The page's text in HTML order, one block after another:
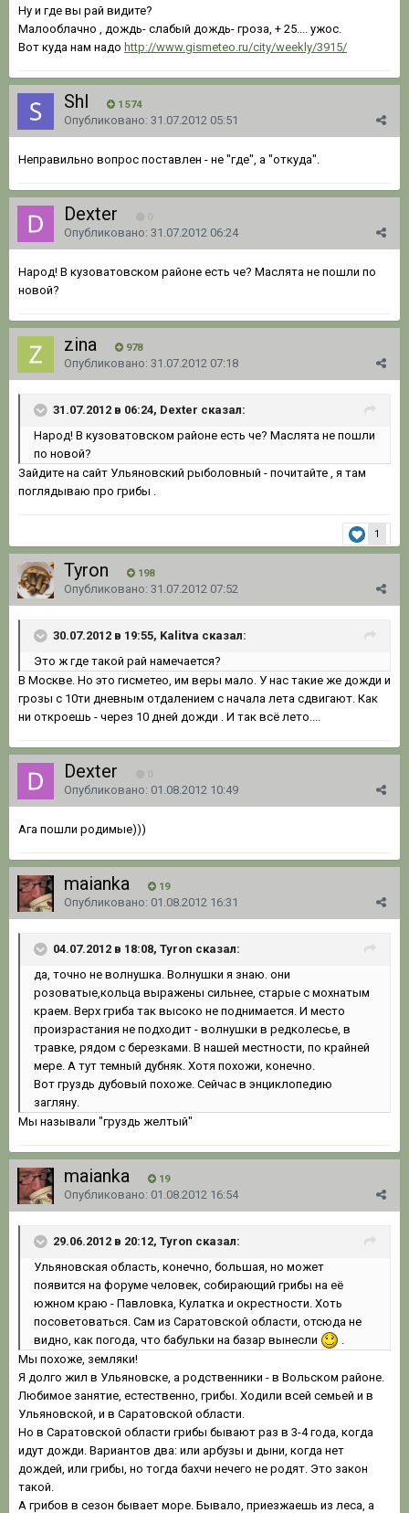
Ну и где вы рай видите?
Малооблачно , дождь- слабый дождь- гроза, + 25.... ужос.
Вот куда нам надо http://www.gismeteo.ru/city/weekly/3915/
Shl 1 574
Опубликовано: 31.07.2012 05:51
Неправильно вопрос поставлен - не "где", а "откуда".
Dexter
Опубликовано: 31.07.2012 06:24
Народ! В кузоватовском районе есть че? Маслята не пошли по
новой?
zina 978
Опубликовано: 31.07.2012 07:18
31.07.2012 в 06:24, Dexter сказал:
Народ! В кузоватовском районе есть че? Маслята не пошли
по новой?
Зайдите на сайт Ульяновский рыболовный - почитайте , я там
поглядываю про грибы .
1
Tyron 198
Опубликовано: 31.07.2012 07:52
30.07.2012 в 19:55, Kalitva сказал:
Это ж где такой рай намечается?
В Москве. Но это гисметео, им веры мало. У нас такие же дожди и
грозы с 10ти дневным отдалением с начала лета сдвигают. Как
ни откроешь - через 10 дней дожди . И так всё лето....
Dexter
Опубликовано: 01.08.2012 10:49
Ага пошли родимые)))
maianka 19
Опубликовано: 01.08.2012 16:31
04.07.2012 в 18:08, Tyron сказал:
да, точно не волнушка. Волнушки я знаю. они
розоватые,кольца выражены сильнее, старые с мохнатым
краем. Верх гриба так высоко не поднимается. И место
произрастания не подходит - волнушки в редколесье, в
травке, рядом с березками. В нашей местности, по крайней
мере. А тут темный дубняк. Хотя похожи, конечно.
Вот груздь дубовый похоже. Сейчас в энциклопедию
загляну.
Мы называли "груздь желтый"
maianka 19
Опубликовано: 01.08.2012 16:54
29.06.2012 в 20:12, Tyron сказал:
Ульяновская область, конечно, большая, но может
появится на форуме человек, собирающий грибы на её
южном краю - Павловка, Кулатка и окрестности. Хоть
посоветоваться. Сам из Саратовской области, отсюда не
видно, как погода, что бабульки на базар вынесли
Мы похоже, земляки!
Я долго жил в Ульяновске, а родственники - в Вольском районе.
Любимое занятие, естественно, грибы. Ходили всей семьей и в
Ульяновской, и в Саратовской области.
Но в Саратовской области грибы бывают раз в 3-4 года, когда
идут дожди. Вариантов два: или арбузы и дыни, когда нет
дождей, или грибы, но тогда бахчи нечего не родят. Это закон
такой.
А грибов в сезон бывает море. Бывало, приезжаешь из леса, а